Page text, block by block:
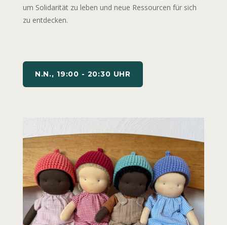
um Solidarität zu leben und neue Ressourcen für sich
zu entdecken.
N.N., 19:00 - 20:30 UHR